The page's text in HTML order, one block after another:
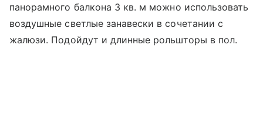
панорамного балкона 3 кв. м можно использовать
воздушные светлые занавески в сочетании с
жалюзи. Подойдут и длинные рольшторы в пол.